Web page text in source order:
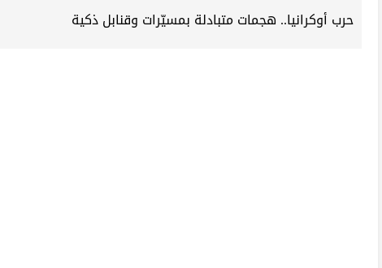
حرب أوكرانيا.. هجمات متبادلة بمسيّرات وقنابل ذكية